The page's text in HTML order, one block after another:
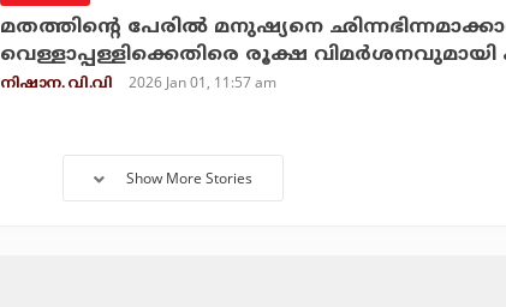
മതത്തിന്റെ പേരില്‍ മനുഷ്യനെ
വെള്ളാപ്പള്ളിക്കെതിരെ രൂക്ഷ വിമര്‍ശനവുമായി
നിഷാന. വി.വി 2026 Jan 01, 11:57 am
Show More Stories